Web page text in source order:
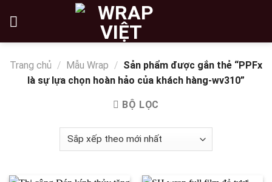
Trang chủ / Mẫu Wrap / Sản phẩm được gắn thẻ “PPFx
là sự lựa chọn hoàn hảo của khách hàng-wv310”
BỘ LỌC